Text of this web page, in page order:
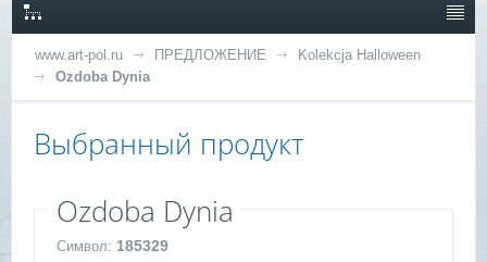
www.art-pol.ru ПРЕДЛОЖЕНИЕ
Kolekcja Halloween
Ozdoba Dynia
Выбранный продукт
Ozdoba Dynia
Символ: 185329